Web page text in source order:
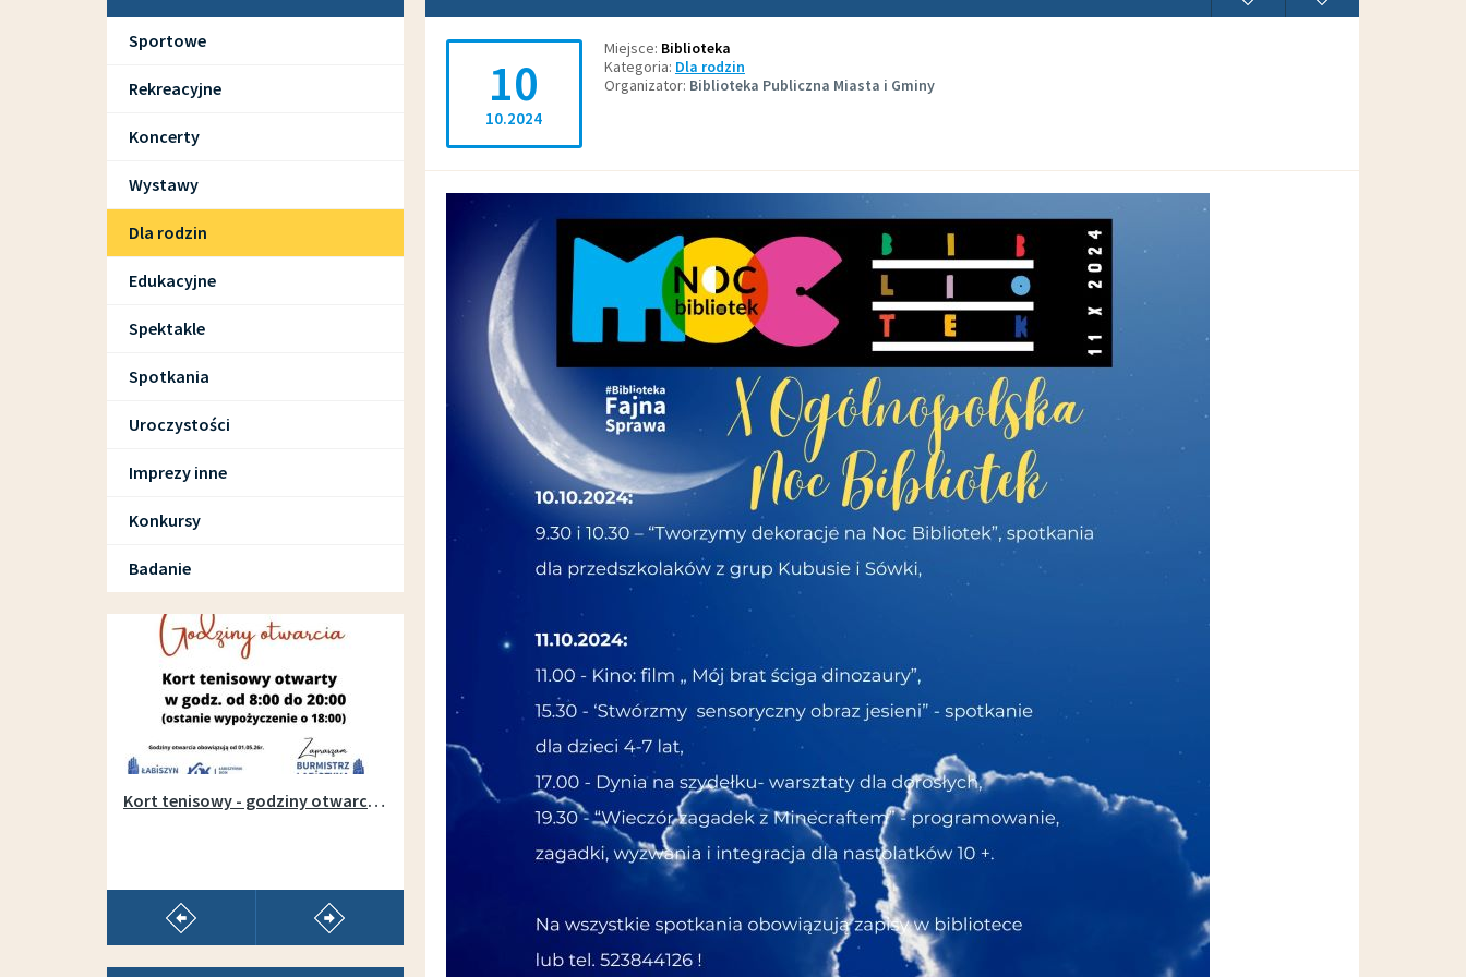
Sportowe
Rekreacyjne
Koncerty
Wystawy
Dla rodzin
Edukacyjne
Spektakle
Spotkania
Uroczystości
Imprezy inne
Konkursy
Badanie
SPORT I REKREACJA
pokaż poprzedni artykuł
Kort tenisowy - godziny otwarcia w sezonie 2026 Marina i wypozyczalnia - godziny otwarcia w sezonie 2026 Plan zajęć sportowych ŁDK- październik 2025/marzec 2026 (STADION) Wypożyczalnia sprzętu OTWARTA!
10
10.2024
Miejsce Biblioteka
Kategoria Dla rodzin
Organizator Biblioteka Publiczna Miasta i Gminy